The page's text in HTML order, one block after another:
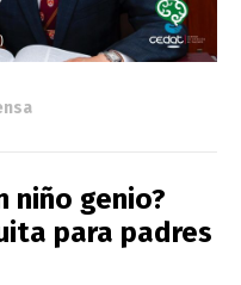
niño genio?
para padres